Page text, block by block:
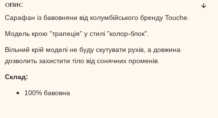
ОПИС
Сарафан із бавовняни від колумбійського бренду Touche.
Модель крою "трапеція" у стилі "колор-блок".
Вільний крій моделі не буду скутувати рухів, а довжина
дозволить захистити тіло від сонячних променів.
Склад:
100% бавовна